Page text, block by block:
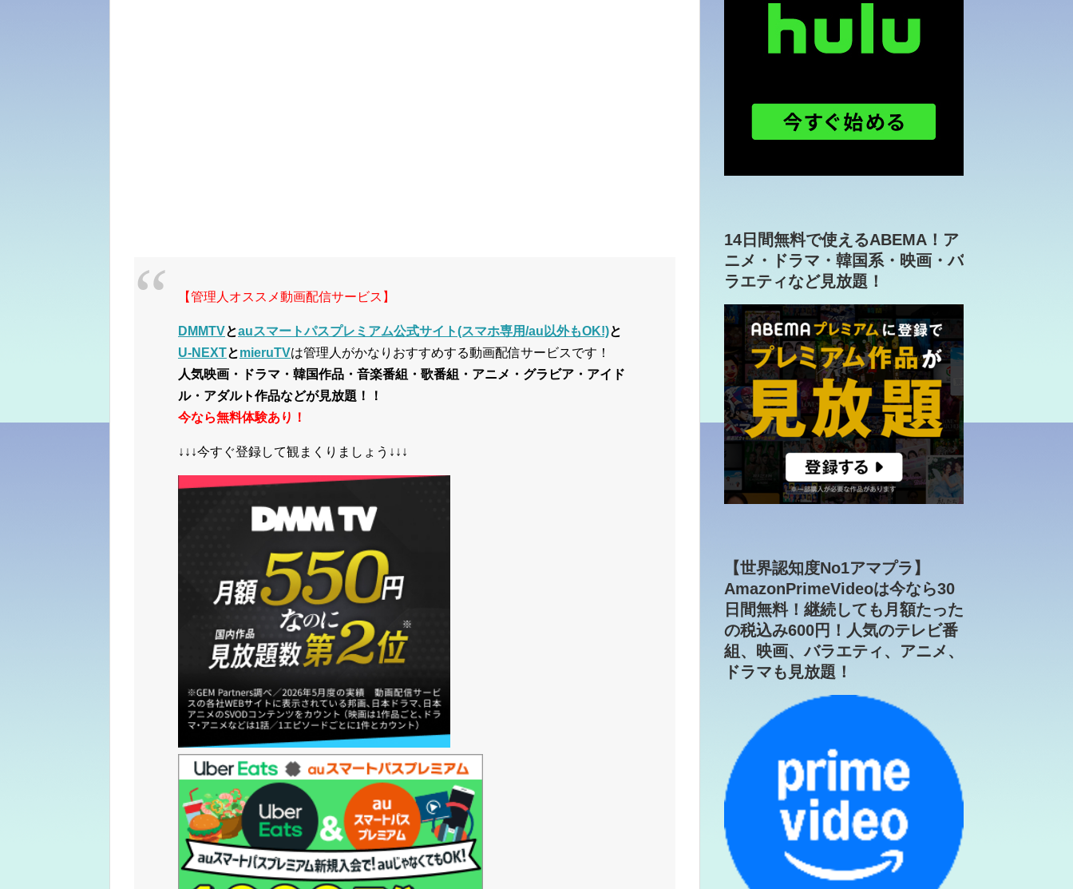
【管理人オススメ動画配信サービス】
DMMTVとauスマートパスプレミアム公式サイト(スマホ専用/au以外もOK!)と
U-NEXTとmieruTVは管理人がかなりおすすめする動画配信サービスです！
人気映画・ドラマ・韓国作品・音楽番組・歌番組・アニメ・グラビア・アイド
ル・アダルト作品などが見放題！！
今なら無料体験あり！
↓↓↓今すぐ登録して観まくりましょう↓↓↓
14日間無料で使えるABEMA！ア
ニメ・ドラマ・韓国系・映画・バ
ラエティなど見放題！
【世界認知度No1アマプラ】
AmazonPrimeVideoは今なら30
日間無料！継続しても月額たった
の税込み600円！人気のテレビ番
組、映画、バラエティ、アニメ、
ドラマも見放題！